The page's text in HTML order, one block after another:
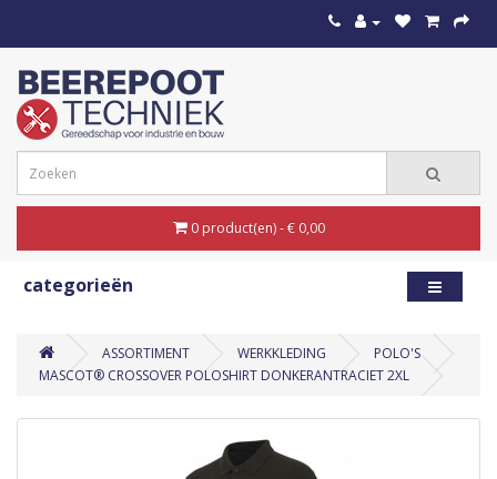
0 product(en) - € 0,00
categorieën
ASSORTIMENT WERKKLEDING
POLO'S
MASCOT® CROSSOVER POLOSHIRT DONKERANTRACIET 2XL